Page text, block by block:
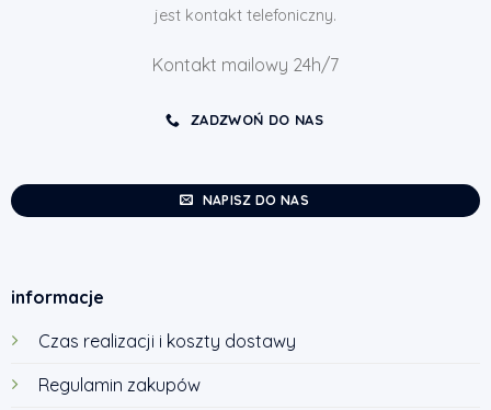
jest kontakt telefoniczny.
Kontakt mailowy 24h/7
ZADZWOŃ DO NAS
NAPISZ DO NAS
informacje
Czas realizacji i koszty dostawy
Regulamin zakupów